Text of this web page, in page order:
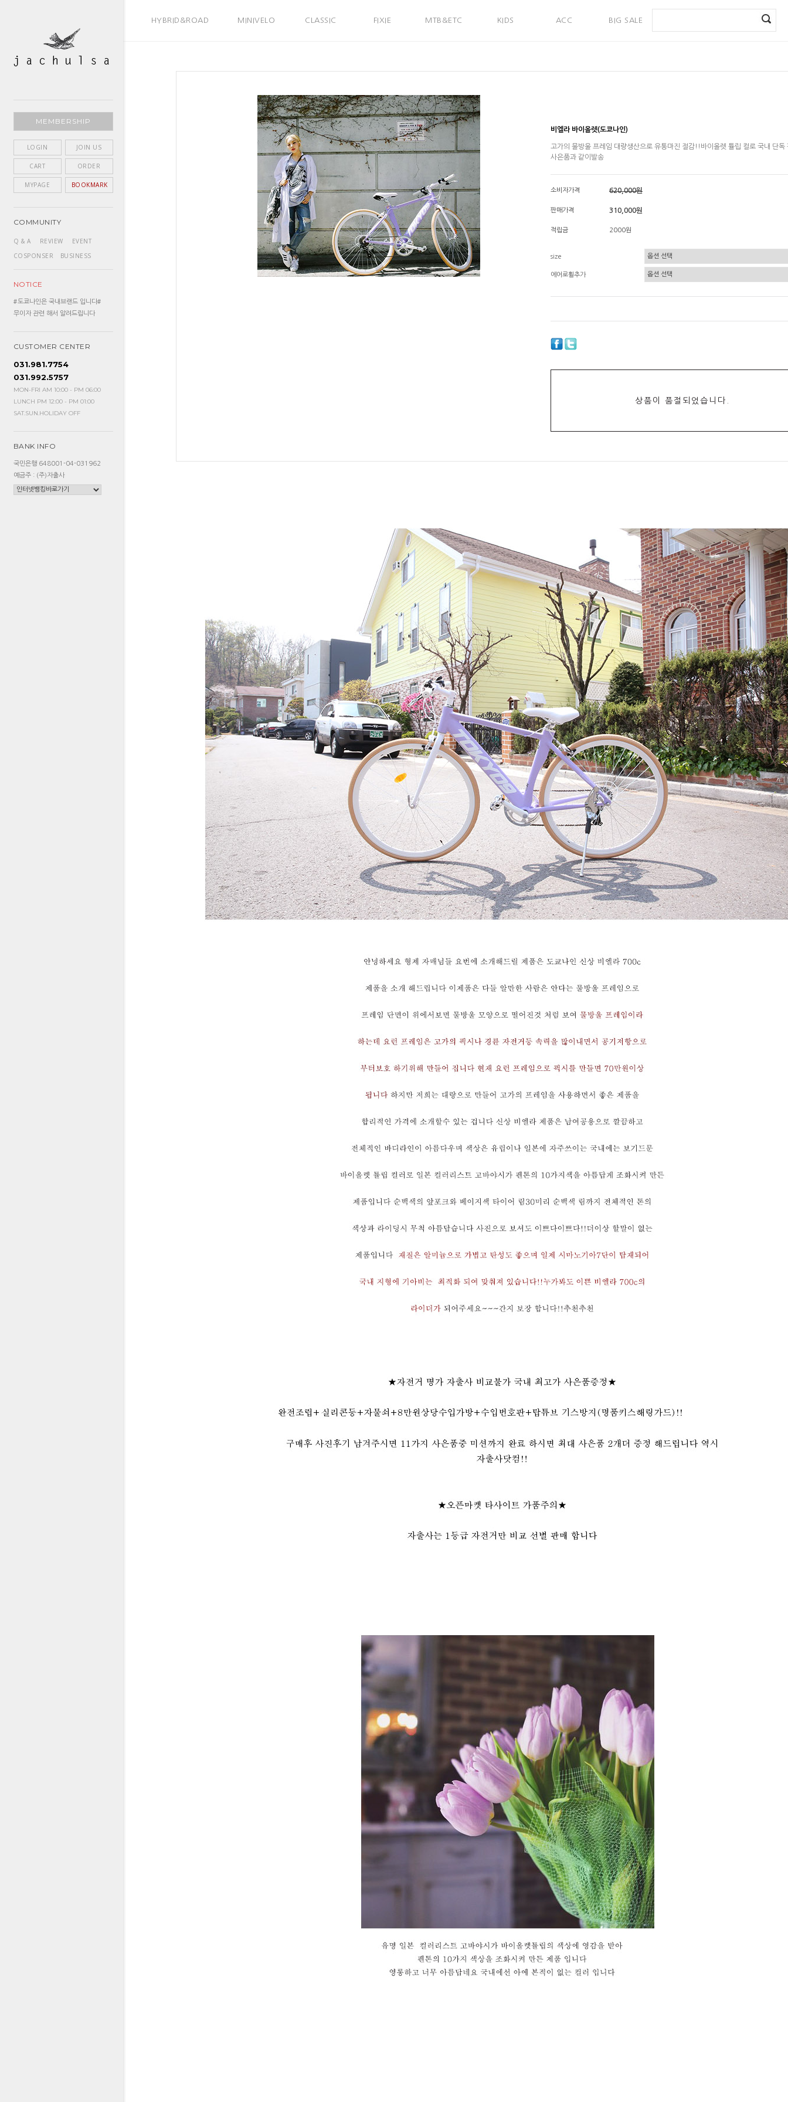
HYBRID&ROAD MINIVELO CLASSIC FIXIE MTB&ETC KIDS ACC BIG SALE
MEMBERSHIP
LOGIN JOIN US
CART ORDER
MYPAGE BOOKMARK
COMMUNITY
Q & A REVIEW
EVENT
COSPONSER
BUSINESS
NOTICE
#도쿄나인은 국내브랜드 입니다#
무이자 관련 해서 알려드립니다
CUSTOMER CENTER
031.981.7754
031.992.5757
MON-FRI AM 10:00 - PM 06:00
LUNCH PM 12:00 - PM 01:00
SAT.SUN.HOLIDAY OFF
BANK INFO
국민은행 648001-04-031962
예금주 : (주)자출사
비엘라 바이올렛(도쿄나인)
고가의 물방울 프레임 대량생산으로 유통마진 절감!!바이올렛 튤립 컬로 국내 단독
사은품과 같이발송
소비자가격 620,000원
판매가격 310,000원
적립금 2000원
size
에어로휠추가
상품이 품절되었습니다.